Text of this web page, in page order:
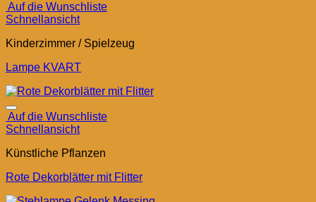
Auf die Wunschliste
Schnellansicht
Kinderzimmer / Spielzeug
Lampe KVART
Auf die Wunschliste
Schnellansicht
Künstliche Pflanzen
Rote Dekorblätter mit Flitter